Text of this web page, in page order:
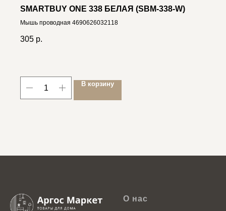
SMARTBUY ONE 338 БЕЛАЯ (SBM-338-W)
Мышь проводная 4690626032118
305 р.
В корзину
О нас